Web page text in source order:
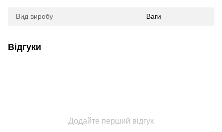
Вид виробу Ваги
Відгуки
Додайте перший відгук